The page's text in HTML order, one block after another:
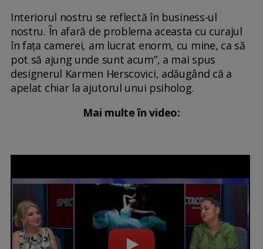
Interiorul nostru se reflectă în business-ul
nostru. În afară de problema aceasta cu curajul
în fața camerei, am lucrat enorm, cu mine, ca să
pot să ajung unde sunt acum”, a mai spus
designerul Karmen Herscovici, adăugând că a
apelat chiar la ajutorul unui psiholog.
Mai multe în video: